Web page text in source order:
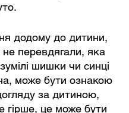
додому до дитини,
перевдягали, яка
шишки чи синці
може бути ознакою
за дитиною,
гірше, це може бути